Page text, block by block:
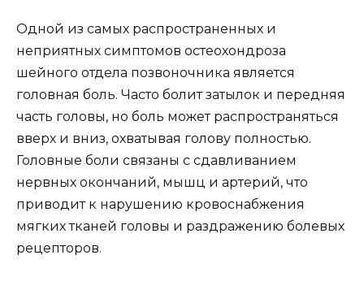
Одной из самых распространенных и
неприятных симптомов остеохондроза
шейного отдела позвоночника является
головная боль. Часто болит затылок и передняя
часть головы, но боль может распространяться
вверх и вниз, охватывая голову полностью.
Головные боли связаны с сдавливанием
нервных окончаний, мышц и артерий, что
приводит к нарушению кровоснабжения
мягких тканей головы и раздражению болевых
рецепторов.